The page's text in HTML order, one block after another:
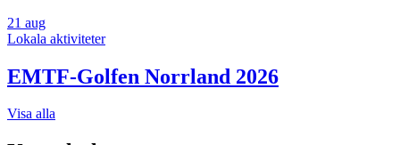
21 aug
Lokala aktiviteter
EMTF-Golfen Norrland 2026
Visa alla